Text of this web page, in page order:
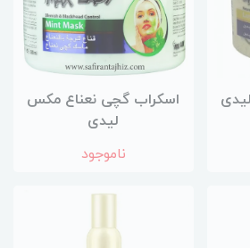
اسکراب گچی نعناع مکس
لیدی
ناموجود